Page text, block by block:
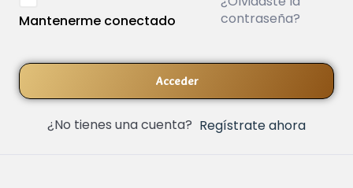
Mantenerme conectado
contraseña?
Acceder
¿No tienes una cuenta? Regístrate ahora